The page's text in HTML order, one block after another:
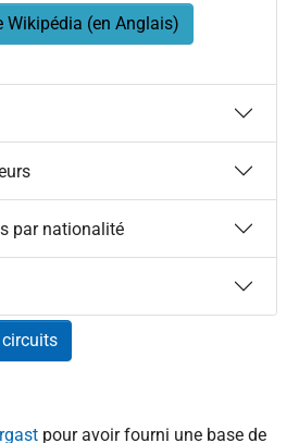
Wikipédia (en Anglais)
par nationalité
circuits
pour avoir fourni une base de